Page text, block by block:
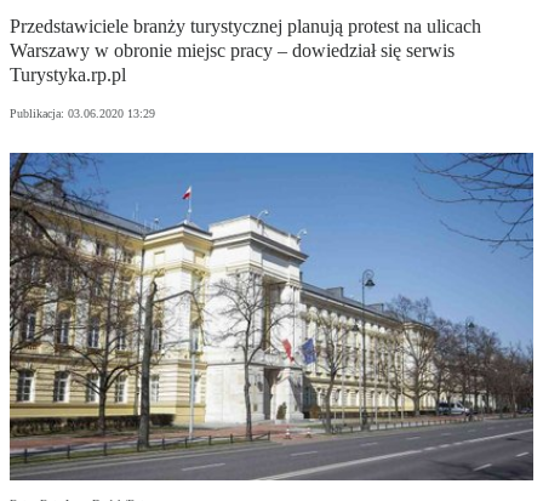
Przedstawiciele branży turystycznej planują protest na ulicach
Warszawy w obronie miejsc pracy – dowiedział się serwis
Turystyka.rp.pl
Publikacja: 03.06.2020 13:29